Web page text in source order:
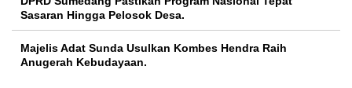
Sasaran Hingga Pelosok Desa.
Majelis Adat Sunda Usulkan Kombes Hendra Raih
Anugerah Kebudayaan.